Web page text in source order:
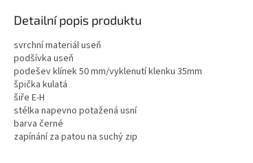
Detailní popis produktu
svrchní materiál useň
podšívka useň
podešev klínek 50 mm/vyklenutí klenku 35mm
špička kulatá
šiře E-H
stélka napevno potažená usní
barva černé
zapínání za patou na suchý zip